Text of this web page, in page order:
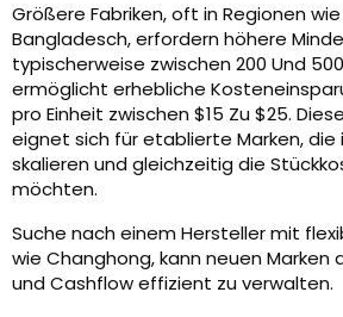
Größere Fabriken, oft in Regionen
Bangladesch, erfordern höhere
typischerweise zwischen 200 Und
ermöglicht erhebliche
pro Einheit zwischen $15 Zu $25.
eignet sich für etablierte Marken, die
skalieren und gleichzeitig die
möchten.
Suche nach einem Hersteller mit
wie Changhong, kann neuen Marken
und Cashflow effizient zu verwalten.